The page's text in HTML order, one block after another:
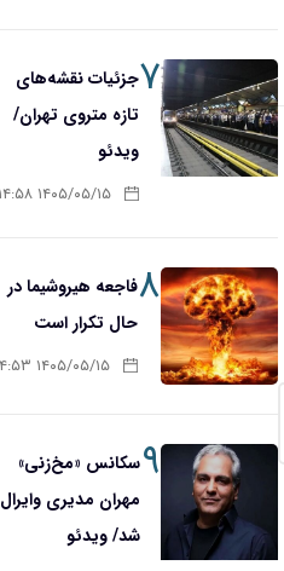
۷جزئیات نقشه‌های
تازه متروی تهران/
ویدئو
۱۴۰۵/۰۵/۱۵ ۱۴:۵۸
۸فاجعه هیروشیما در
حال تکرار است
۱۴۰۵/۰۵/۱۵ ۱۴:۵۳
۹سکانس «مخ‌زنی»
مهران مدیری وایرال
شد/ ویدئو